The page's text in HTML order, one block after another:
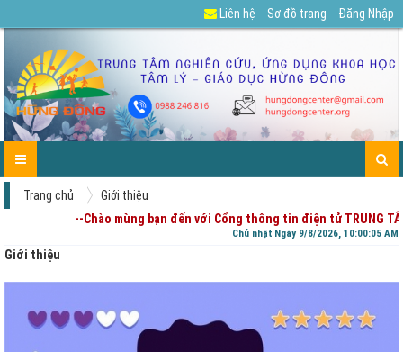
Liên hệ Sơ đồ trang
Đăng Nhập
TRANG
THIỆU
TỨC-
ĐỘNG
DỊCH
ÁN
DỤNG
LIỆU
SẺ
PHỤ
HUYNH
HỆ
GÓP
Ý
Trang chủ
Giới thiệu
--Chào mừng bạn đến với Cổng thông tin điện tử TRUNG TÂM
Chủ nhật Ngày 9/8/2026, 10:00:07 AM
Giới thiệu